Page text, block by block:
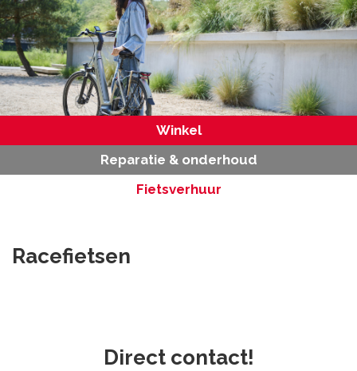
Winkel
Reparatie & onderhoud
Fietsverhuur
Racefietsen
Direct contact!